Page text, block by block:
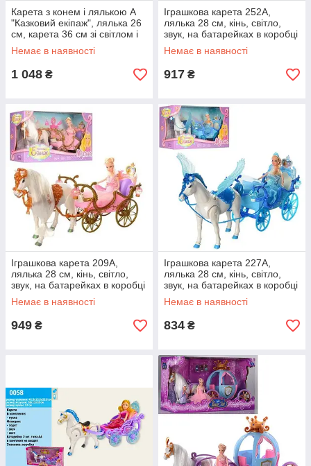
Карета з конем і лялькою А
"Казковий екіпаж", лялька 26
см, карета 36 см зі світлом і
звуком 216А
Немає в наявності
1 048 ₴
Іграшкова карета 252А,
лялька 28 см, кінь, світло,
звук, на батарейках в коробці
Немає в наявності
917 ₴
Іграшкова карета 209А,
лялька 28 см, кінь, світло,
звук, на батарейках в коробці
Немає в наявності
949 ₴
Іграшкова карета 227А,
лялька 28 см, кінь, світло,
звук, на батарейках в коробці
Немає в наявності
834 ₴